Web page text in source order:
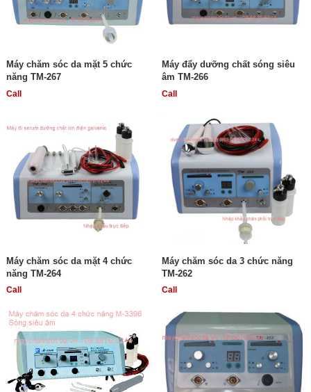
Máy chăm sóc da mặt 5 chức
năng TM-267
Call
Máy đẩy dưỡng chất sóng siêu
âm TM-266
Call
Máy chăm sóc da mặt 4 chức
năng TM-264
Call
Máy chăm sóc da 3 chức năng
TM-262
Call